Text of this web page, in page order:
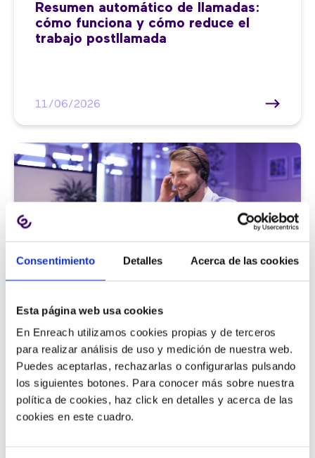
Consentimiento Detalles Acerca de las cookies
Esta página web usa cookies
En Enreach utilizamos cookies propias y de terceros
para realizar análisis de uso y medición de nuestra web.
Puedes aceptarlas, rechazarlas o configurarlas pulsando
los siguientes botones. Para conocer más sobre nuestra
política de cookies, haz click en detalles y acerca de las
cookies en este cuadro.
Resumen automático de llamadas:
cómo funciona y cómo reduce el
trabajo postllamada
11/06/2026
9 métricas de call center para medir
la satisfacción del cliente
11/06/2026